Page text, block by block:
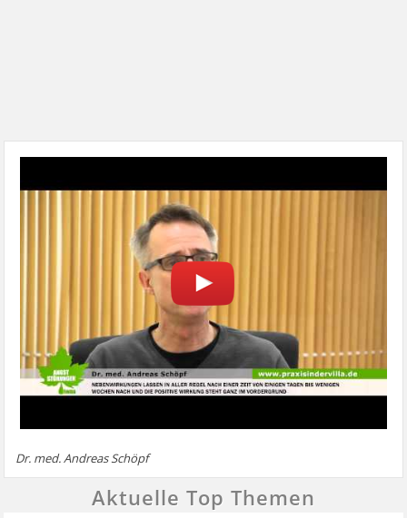
Dr. med. Andreas Schöpf
Aktuelle Top Themen